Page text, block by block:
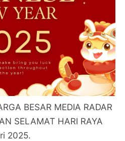
BESAR MEDIA RADAR
SELAMAT HARI RAYA
2025.